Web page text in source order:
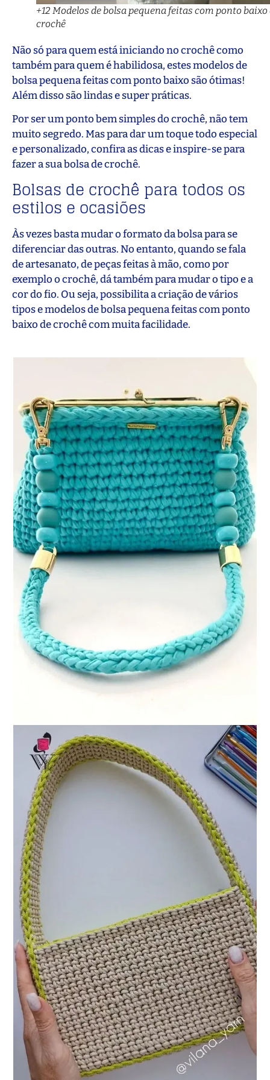
+12 Modelos de bolsa pequena feitas com ponto baixo
crochê
Não só para quem está iniciando no crochê como
também para quem é habilidosa, estes modelos de
bolsa pequena feitas com ponto baixo são ótimas!
Além disso são lindas e super práticas.
Por ser um ponto bem simples do crochê, não tem
muito segredo. Mas para dar um toque todo especial
e personalizado, confira as dicas e inspire-se para
fazer a sua bolsa de crochê.
Bolsas de crochê para todos os
estilos e ocasiões
Às vezes basta mudar o formato da bolsa para se
diferenciar das outras. No entanto, quando se fala
de artesanato, de peças feitas à mão, como por
exemplo o crochê, dá também para mudar o tipo e a
cor do fio. Ou seja, possibilita a criação de vários
tipos e modelos de bolsa pequena feitas com ponto
baixo de crochê com muita facilidade.